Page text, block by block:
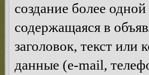
создание более
содержащаяся в
заголовок, текст
данные (e-mail,